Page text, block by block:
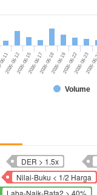
Volume
11
2026-06-122026-06-152026-06-172026-06-182026-06-192026-06-222026-06-23
DER > 1.5x
Nilai-Buku < 1/2 Harga
Laba-Naik-Rata2 > 40%